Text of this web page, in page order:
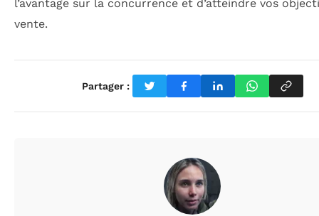
l’avantage sur la concurrence et d’atteindre vos
vente.
Partager :